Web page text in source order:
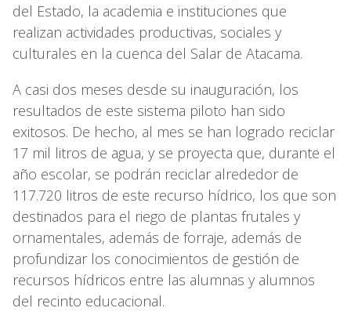
del Estado, la academia e instituciones que
realizan actividades productivas, sociales y
culturales en la cuenca del Salar de Atacama.
A casi dos meses desde su inauguración, los
resultados de este sistema piloto han sido
exitosos. De hecho, al mes se han logrado reciclar
17 mil litros de agua, y se proyecta que, durante el
año escolar, se podrán reciclar alrededor de
117.720 litros de este recurso hídrico, los que son
destinados para el riego de plantas frutales y
ornamentales, además de forraje, además de
profundizar los conocimientos de gestión de
recursos hídricos entre las alumnas y alumnos
del recinto educacional.